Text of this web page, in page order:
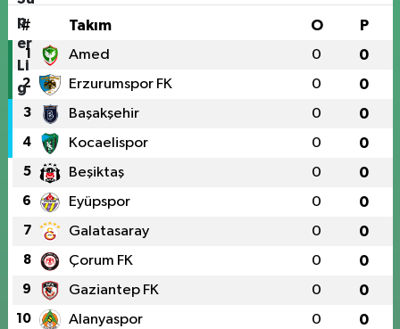
# Takım O P
1 Amed 0 0
2 Erzurumspor FK 0 0
3 Başakşehir 0 0
4 Kocaelispor 0 0
5 Beşiktaş 0 0
6 Eyüpspor 0 0
7 Galatasaray 0 0
8 Çorum FK 0 0
9 Gaziantep FK 0 0
10 Alanyaspor 0 0